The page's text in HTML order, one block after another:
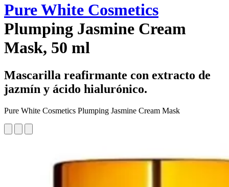
Pure White Cosmetics
Plumping Jasmine Cream
Mask, 50 ml
Mascarilla reafirmante con extracto de
jazmín y ácido hialurónico.
Pure White Cosmetics Plumping Jasmine Cream Mask